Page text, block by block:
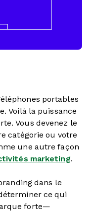
portables
Voilà la puissance
Vous devenez le
catégorie ou votre
une autre façon
marketing.
dans le
ce qui
forte—